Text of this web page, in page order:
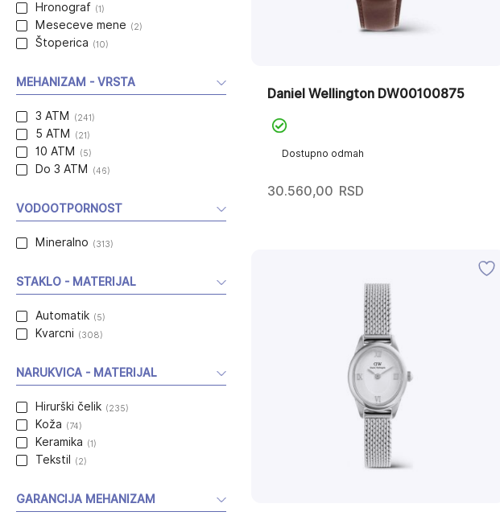
Dostupno odmah
Daniel Wellington DW00100875
30.560,00 RSD
Hronograf (1)
Meseceve mene (2)
Štoperica (10)
MEHANIZAM - VRSTA
3 ATM (241)
5 ATM (21)
10 ATM (5)
Do 3 ATM (46)
VODOOTPORNOST
Mineralno (313)
STAKLO - MATERIJAL
Automatik (5)
Kvarcni (308)
NARUKVICA - MATERIJAL
Hirurški čelik (235)
Koža (74)
Keramika (1)
Tekstil (2)
GARANCIJA MEHANIZAM